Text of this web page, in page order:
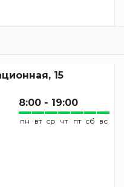
15
8:00 - 19:00
пн вт ср чт пт сб вс